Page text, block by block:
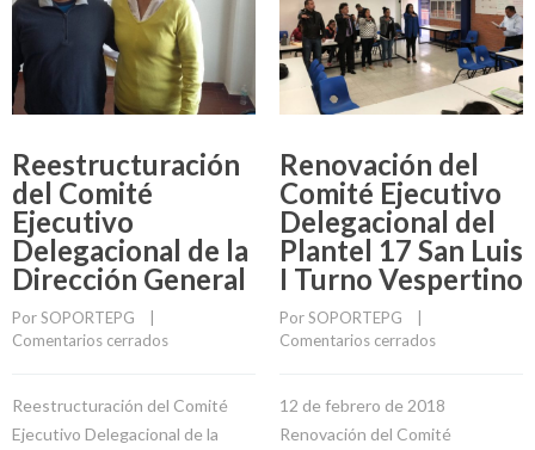
Reestructuración
del Comité
Ejecutivo
Delegacional de la
Dirección General
Por SOPORTEPG
Comentarios cerrados
Reestructuración del Comité
Ejecutivo Delegacional de la
Renovación del
Comité Ejecutivo
Delegacional del
Plantel 17 San Luis
I Turno Vespertino
Por SOPORTEPG
Comentarios cerrados
12 de febrero de 2018
Renovación del Comité